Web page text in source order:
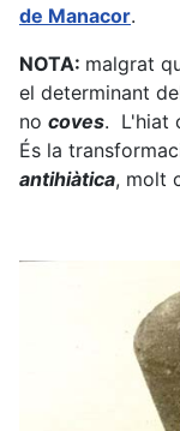
de Manacor.
NOTA: malgrat
el determinant
no coves. L'hiat
És la
antihiàtica, molt